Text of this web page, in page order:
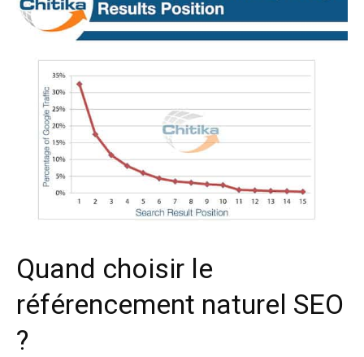
Quand choisir le
référencement naturel SEO
?